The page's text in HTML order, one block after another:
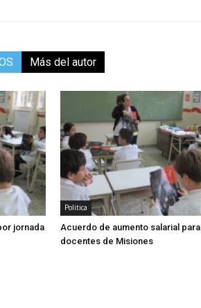
Más del autor
jornada
Politica
Acuerdo de aumento salarial para
docentes de Misiones